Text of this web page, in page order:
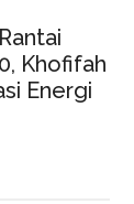
Khofifah
Energi